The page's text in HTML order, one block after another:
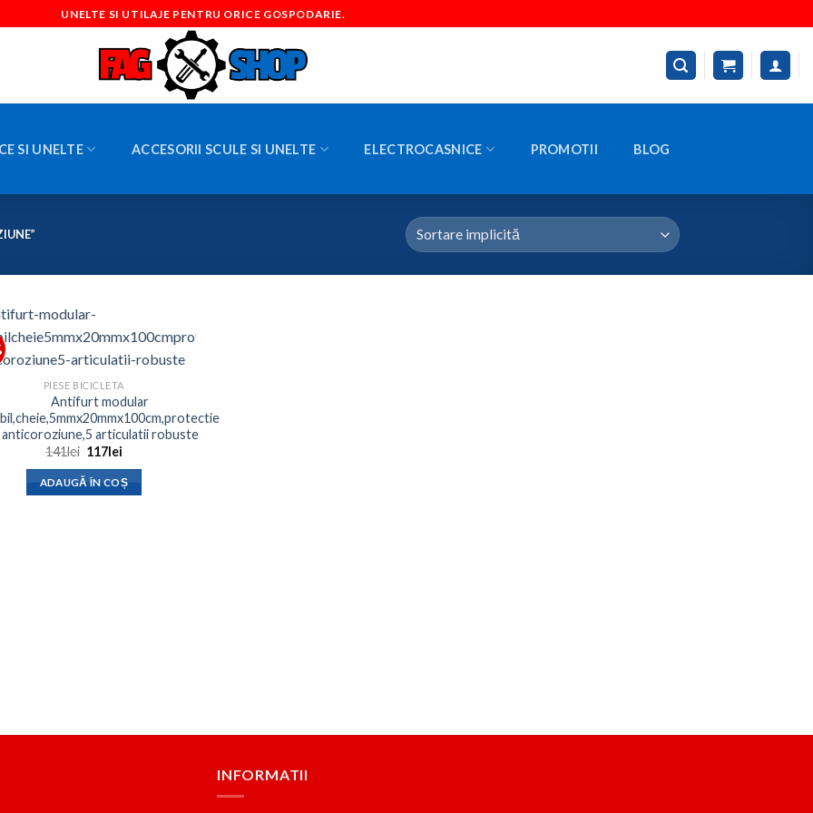
UNELTE SI UTILAJE PENTRU ORICE GOSPODARIE.
SI UNELTE ACCESORII SCULE SI UNELTE ELECTROCASNICE PROMOTII BLOG
PIESE BICICLETA
Antifurt modular
anticoroziune,5 articulatii robuste
141lei Prețul
a
fost:
117leiPrețul
este:
117lei.
ADAUGĂ ÎN COȘ
INFORMATII